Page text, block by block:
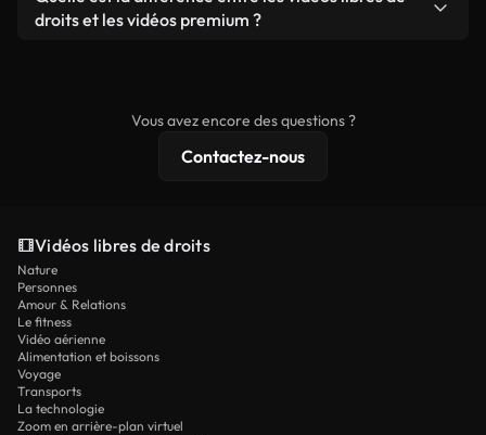
prêtes à l'emploi.
remixer nos vidéos. Assurez-vous simplement que
droits et les vidéos premium ?
résolution 4K et des protections de licence
Vous avez encore des questions ?
Contactez-nous
Vidéos libres de droits
Nature
Personnes
Amour & Relations
Le fitness
Vidéo aérienne
Alimentation et boissons
Voyage
Transports
La technologie
Zoom en arrière-plan virtuel